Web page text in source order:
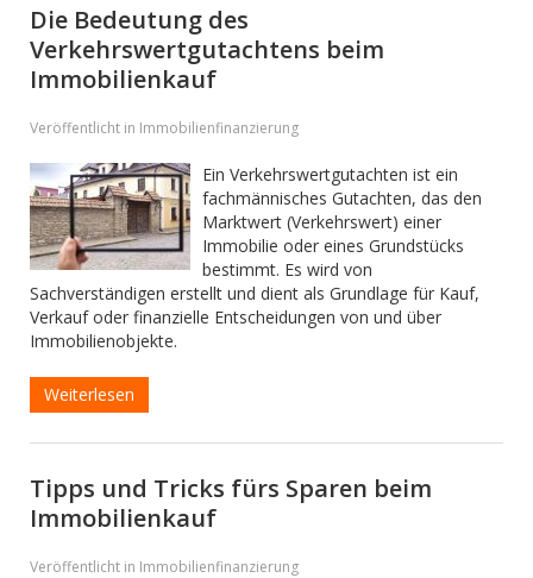
Die Bedeutung des
Verkehrswertgutachtens beim
Immobilienkauf
Veröffentlicht in Immobilienfinanzierung
Ein Verkehrswertgutachten ist ein
fachmännisches Gutachten, das den
Marktwert (Verkehrswert) einer
Immobilie oder eines Grundstücks
bestimmt. Es wird von
Sachverständigen erstellt und dient als Grundlage für Kauf,
Verkauf oder finanzielle Entscheidungen von und über
Immobilienobjekte.
Weiterlesen
Tipps und Tricks fürs Sparen beim
Immobilienkauf
Veröffentlicht in Immobilienfinanzierung